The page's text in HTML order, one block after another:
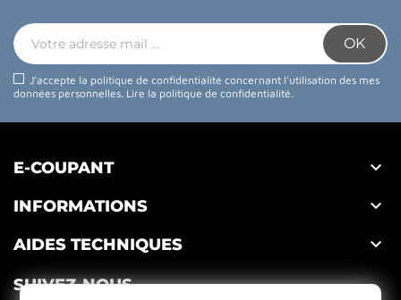
J'accepte la politique de confidentialité concernant l'utilisation des mes
données personnelles. Lire la politique de confidentialité.
E-COUPANT 
INFORMATIONS 
AIDES TECHNIQUES 
SUIVEZ-NOUS